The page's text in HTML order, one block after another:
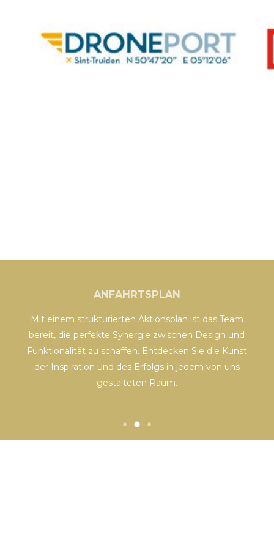
ANFAHRTSPLAN
Mit einem strukturierten Aktionsplan ist das Team
bereit, die perfekte Synergie zwischen Design und
Funktionalität zu schaffen. Entdecken Sie die Kunst
der Inspiration und des Erfolgs in jedem von uns
gestalteten Raum.